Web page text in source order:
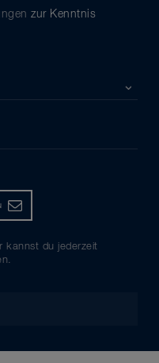
zur Kenntnis
kannst du jederzeit